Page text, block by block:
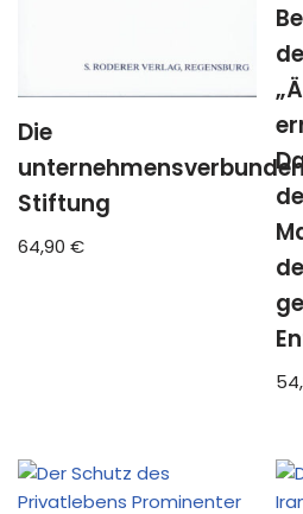
Die
Stiftung
64,90 €